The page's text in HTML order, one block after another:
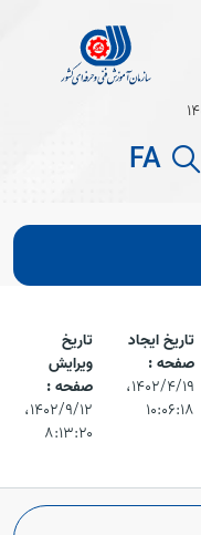
FA
تاریخ ایجاد
صفحه :
۱۴۰۲/۴/۱۹،‏
۱۰:۰۶:۱۸
تاریخ
ویرایش
صفحه :
۱۴۰۲/۹/۱۲،‏
۸:۱۳:۲۰